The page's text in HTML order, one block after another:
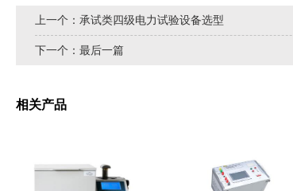
上一个： 承试类四级电力试验设备选型
下一个： 最后一篇
相关产品